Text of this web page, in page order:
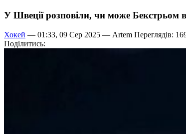
У Швеції розповіли, чи може Бекстрьом
Хокей — 01:33, 09 Сер 2025 — Artem Переглядів:
Поділитись: